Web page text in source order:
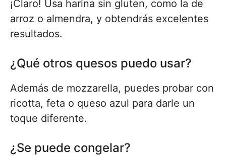
¡Claro! Usa harina sin gluten, como la de
arroz o almendra, y obtendrás excelentes
resultados.
¿Qué otros quesos puedo usar?
Además de mozzarella, puedes probar con
ricotta, feta o queso azul para darle un
toque diferente.
¿Se puede congelar?